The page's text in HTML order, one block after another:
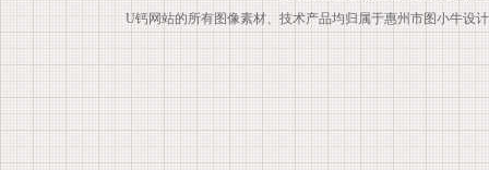
U钙网站的所有图像素材、技术产品均归属于惠州市图小牛设